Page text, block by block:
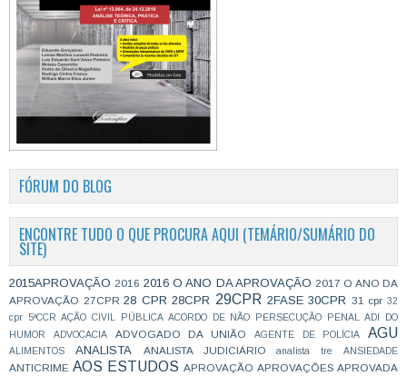
FÓRUM DO BLOG
ENCONTRE TUDO O QUE PROCURA AQUI (TEMÁRIO/SUMÁRIO DO
SITE)
2015APROVAÇÃO 2016 2016 O ANO DA APROVAÇÃO 2017 O ANO DA
APROVAÇÃO 27CPR 28 CPR 28CPR 29CPR 2FASE 30CPR 31 cpr 32
cpr
5ªCCR AÇÃO CIVIL PÚBLICA ACORDO DE NÃO PERSECUÇÃO PENAL ADI DO
HUMOR
ADVOCACIA ADVOGADO DA UNIÃO AGENTE DE POLÍCIA AGU
ALIMENTOS ANALISTA ANALISTA JUDICIÁRIO analista tre ANSIEDADE
ANTICRIME AOS ESTUDOS APROVAÇÃO APROVAÇÕES APROVADA